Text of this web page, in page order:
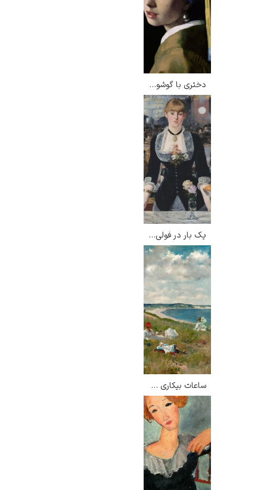
دختری با گوشواره مروارید – یوهانس فرمیر
یک بار در فولی برژه – ادوار مانه
ساعات بیکاری – ویلیام مریت چیس